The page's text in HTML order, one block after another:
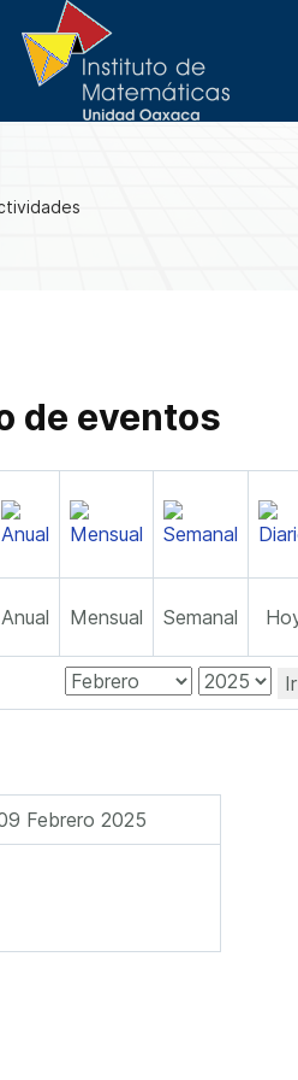
de eventos
Anual Mensual Semanal
Febrero 2025